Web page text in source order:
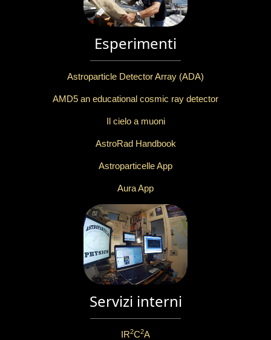
Esperimenti
Astroparticle Detector Array (ADA)
AMD5 an educational cosmic ray detector
Il cielo a muoni
AstroRad Handbook
Astroparticelle App
Aura App
Servizi interni
IR2C2A